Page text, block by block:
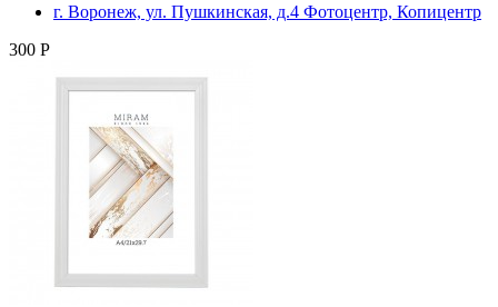
г. Воронеж, ул. Пушкинская, д.4 Фотоцентр, Копицентр
300 Р